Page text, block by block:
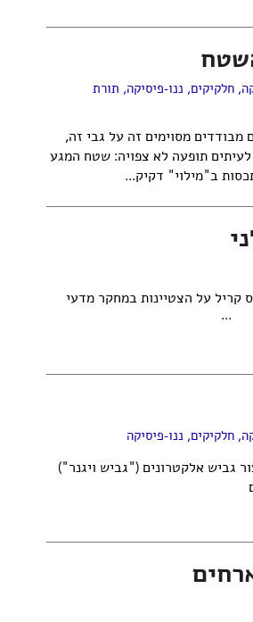
,חלקיקים, ננו-פיסיקה, תורת
מבודדים מסוימים זה על גבי זה,
תופעה לא צפויה: שטח המגע
ב"מילוי" דקיק...
קריל על הצטיינות במחקר מדעי
...
,חלקיקים, ננו-פיסיקה
גביש אלקטרונים ("גביש ויגנר")